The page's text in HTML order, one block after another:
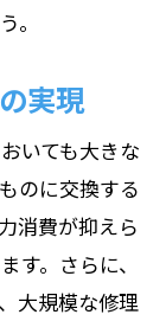
。
実現
いても大きな
のに交換する
消費が抑えら
す。さらに、
大規模な修理